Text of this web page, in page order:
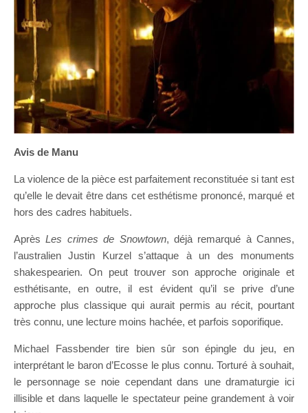
Avis de Manu
La violence de la pièce est parfaitement reconstituée si tant est
qu’elle le devait être dans cet esthétisme prononcé, marqué et
hors des cadres habituels.
AprèsLes crimes de Snowtown, déjà remarqué à Cannes,
l’australien Justin Kurzel s’attaque à un des monuments
shakespearien. On peut trouver son approche originale et
esthétisante, en outre, il est évident qu’il se prive d’une
approche plus classique qui aurait permis au récit, pourtant
très connu, une lecture moins hachée, et parfois soporifique.
Michael Fassbender tire bien sûr son épingle du jeu, en
interprétant le baron d’Ecosse le plus connu. Torturé à souhait,
le personnage se noie cependant dans une dramaturgie ici
illisible et dans laquelle le spectateur peine grandement à voir